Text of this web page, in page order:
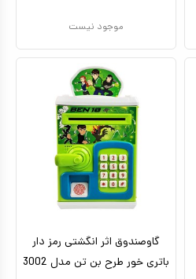
موجود نیست
گاوصندوق اثر انگشتی رمز دار
باتری خور طرح بن تن مدل 3002